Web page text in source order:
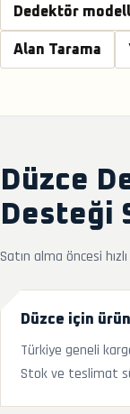
Dedektör
Alan Tarama
Düzce
Desteği
Satın alma öncesi
Düzce için
Türkiye geneli
Stok ve teslimat